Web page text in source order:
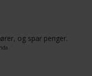
og spar penger.